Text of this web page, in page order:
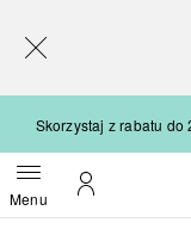
Skorzystaj z rabatu do
MenuOtwórz menuMoje konto
Wracać
Wykonaj wyszukiwanie